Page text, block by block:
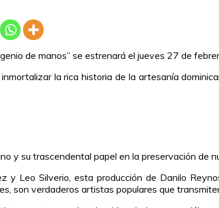
de manos” se estrenará el jueves 27 de
la rica historia de la artesanía
y su trascendental papel en la preservación de
y Leo Silverio, esta producción de Danilo
son verdaderos artistas populares que